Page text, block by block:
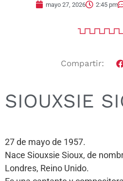
mayo 27, 2026 2:45 pm
Compartir:
SIOUXSIE
27 de mayo de 1957.
Nace Siouxsie Sioux, de
Londres, Reino Unido.